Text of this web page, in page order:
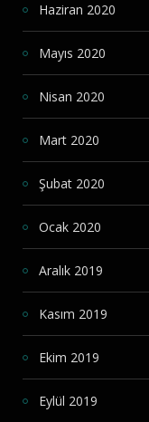
Haziran 2020
Mayıs 2020
Nisan 2020
Mart 2020
Şubat 2020
Ocak 2020
Aralık 2019
Kasım 2019
Ekim 2019
Eylül 2019